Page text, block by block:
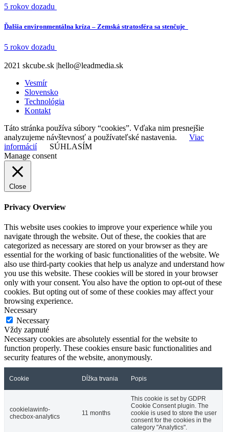
5 rokov dozadu
Ďalšia environmentálna kríza – Zemská stratosféra sa stenčuje
5 rokov dozadu
2021 skcube.sk |hello@leadmedia.sk
Vesmír
Slovensko
Technológia
Kontakt
Táto stránka používa súbory “cookies”. Vďaka nim presnejšie
analyzujeme návštevnosť a používateľské nastavenia.
Viac
informácií
SÚHLASÍM
Manage consent
Close
Privacy Overview
This website uses cookies to improve your experience while you
navigate through the website. Out of these, the cookies that are
categorized as necessary are stored on your browser as they are
essential for the working of basic functionalities of the website. We
also use third-party cookies that help us analyze and understand how
you use this website. These cookies will be stored in your browser
only with your consent. You also have the option to opt-out of these
cookies. But opting out of some of these cookies may affect your
browsing experience.
Necessary
Necessary
Vždy zapnuté
Necessary cookies are absolutely essential for the website to
function properly. These cookies ensure basic functionalities and
security features of the website, anonymously.
Cookie Dĺžka trvania Popis
cookielawinfo-
checbox-analytics
11 months
This cookie is set by GDPR
Cookie Consent plugin. The
cookie is used to store the user
consent for the cookies in the
category "Analytics".